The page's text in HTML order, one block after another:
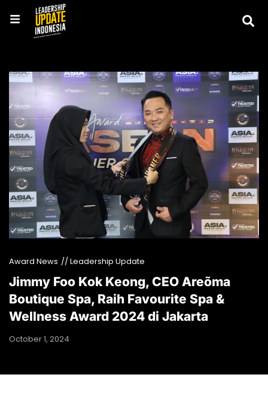
Award News // Leadership Update
Jimmy Foo Kok Keong, CEO Areõma
Boutique Spa, Raih Favourite Spa &
Wellness Award 2024 di Jakarta
October 1, 2024